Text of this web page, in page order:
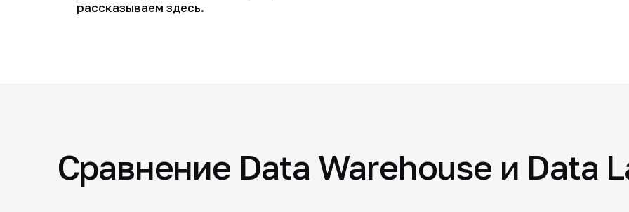
рассказываем здесь.
Сравнение Data Warehouse и Data